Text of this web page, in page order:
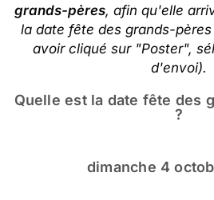
grands-pères, afin qu'elle
la date fête des grands-pères
avoir cliqué sur "Poster",
d'envoi).
Quelle est la date fête des
?
dimanche 4